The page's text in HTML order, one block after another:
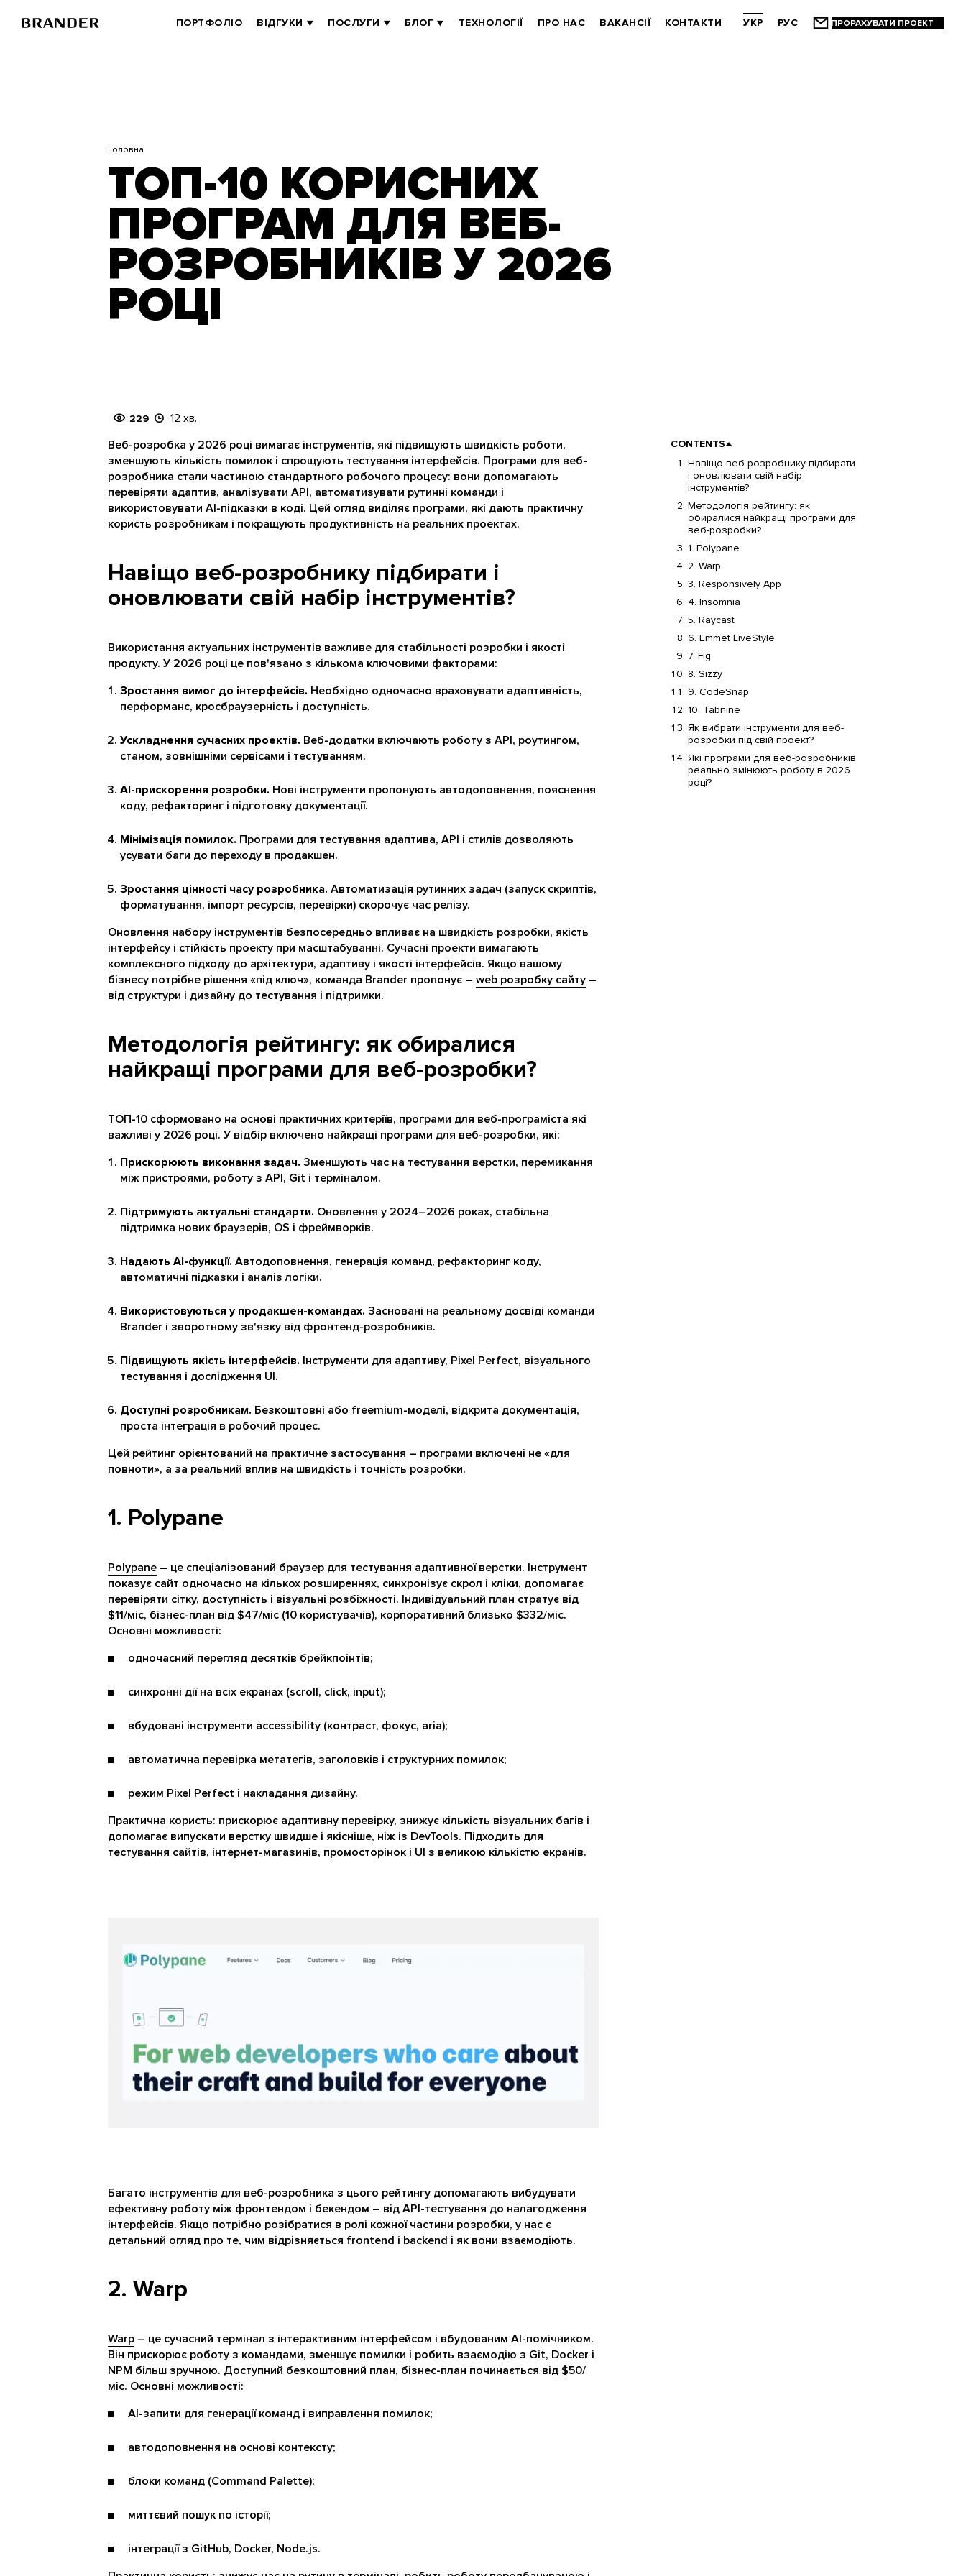
BRANDER
ПОРТФОЛІО ВІДГУКИ ПОСЛУГИ БЛОГ ТЕХНОЛОГІЇ ПРО НАС ВАКАНСІЇ КОНТАКТИ УКР РУС
Головна
ТОП-10 КОРИСНИХ
ПРОГРАМ ДЛЯ ВЕБ-
РОЗРОБНИКІВ У 2026
РОЦІ
229 12 хв.
CONTENTS
Навіщо веб-розробнику підбирати
і оновлювати свій набір
інструментів?
Методологія рейтингу: як
обиралися найкращі програми для
веб-розробки?
1. Polypane
2. Warp
3. Responsively App
4. Insomnia
5. Raycast
6. Emmet LiveStyle
7. Fig
8. Sizzy
9. CodeSnap
10. Tabnine
Як вибрати інструменти для веб-
розробки під свій проект?
Які програми для веб-розробників
реально змінюють роботу в 2026
році?
Веб-розробка у 2026 році вимагає інструментів, які підвищують швидкість роботи,
зменшують кількість помилок і спрощують тестування інтерфейсів. Програми для веб-
розробника стали частиною стандартного робочого процесу: вони допомагають
перевіряти адаптив, аналізувати API, автоматизувати рутинні команди і
використовувати AI-підказки в коді. Цей огляд виділяє програми, які дають практичну
користь розробникам і покращують продуктивність на реальних проектах.
Навіщо веб-розробнику підбирати і
оновлювати свій набір інструментів?
Використання актуальних інструментів важливе для стабільності розробки і якості
продукту. У 2026 році це пов'язано з кількома ключовими факторами:
Зростання вимог до інтерфейсів. Необхідно одночасно враховувати адаптивність,
перформанс, кросбраузерність і доступність.
Ускладнення сучасних проектів. Веб-додатки включають роботу з API, роутингом,
станом, зовнішніми сервісами і тестуванням.
AI-прискорення розробки. Нові інструменти пропонують автодоповнення, пояснення
коду, рефакторинг і підготовку документації.
Мінімізація помилок. Програми для тестування адаптива, API і стилів дозволяють
усувати баги до переходу в продакшен.
Зростання цінності часу розробника. Автоматизація рутинних задач (запуск скриптів,
форматування, імпорт ресурсів, перевірки) скорочує час релізу.
Оновлення набору інструментів безпосередньо впливає на швидкість розробки, якість
інтерфейсу і стійкість проекту при масштабуванні. Сучасні проекти вимагають
комплексного підходу до архітектури, адаптиву і якості інтерфейсів. Якщо вашому
бізнесу потрібне рішення «під ключ», команда Brander пропонує – web розробку сайту –
від структури і дизайну до тестування і підтримки.
Методологія рейтингу: як обиралися
найкращі програми для веб-розробки?
ТОП-10 сформовано на основі практичних критеріїв, програми для веб-програміста які
важливі у 2026 році. У відбір включено найкращі програми для веб-розробки, які:
Прискорюють виконання задач. Зменшують час на тестування верстки, перемикання
між пристроями, роботу з API, Git і терміналом.
Підтримують актуальні стандарти. Оновлення у 2024–2026 роках, стабільна
підтримка нових браузерів, OS і фреймворків.
Надають AI-функції. Автодоповнення, генерація команд, рефакторинг коду,
автоматичні підказки і аналіз логіки.
Використовуються у продакшен-командах. Засновані на реальному досвіді команди
Brander і зворотному зв'язку від фронтенд-розробників.
Підвищують якість інтерфейсів. Інструменти для адаптиву, Pixel Perfect, візуального
тестування і дослідження UI.
Доступні розробникам. Безкоштовні або freemium-моделі, відкрита документація,
проста інтеграція в робочий процес.
Цей рейтинг орієнтований на практичне застосування – програми включені не «для
повноти», а за реальний вплив на швидкість і точність розробки.
1. Polypane
Polypane – це спеціалізований браузер для тестування адаптивної верстки. Інструмент
показує сайт одночасно на кількох розширеннях, синхронізує скрол і кліки, допомагає
перевіряти сітку, доступність і візуальні розбіжності. Індивідуальний план стратує від
$11/міс, бізнес-план від $47/міс (10 користувачів), корпоративний близько $332/міс.
Основні можливості:
одночасний перегляд десятків брейкпоінтів;
синхронні дії на всіх екранах (scroll, click, input);
вбудовані інструменти accessibility (контраст, фокус, aria);
автоматична перевірка метатегів, заголовків і структурних помилок;
режим Pixel Perfect і накладання дизайну.
Практична користь: прискорює адаптивну перевірку, знижує кількість візуальних багів і
допомагає випускати верстку швидше і якісніше, ніж із DevTools. Підходить для
тестування сайтів, інтернет-магазинів, промосторінок і UI з великою кількістю екранів.
Багато інструментів для веб-розробника з цього рейтингу допомагають вибудувати
ефективну роботу між фронтендом і бекендом – від API-тестування до налагодження
інтерфейсів. Якщо потрібно розібратися в ролі кожної частини розробки, у нас є
детальний огляд про те, чим відрізняється frontend і backend і як вони взаємодіють.
2. Warp
Warp – це сучасний термінал з інтерактивним інтерфейсом і вбудованим AI-помічником.
Він прискорює роботу з командами, зменшує помилки і робить взаємодію з Git, Docker і
NPM більш зручною. Доступний безкоштовний план, бізнес-план починається від $50/
міс. Основні можливості:
AI-запити для генерації команд і виправлення помилок;
автодоповнення на основі контексту;
блоки команд (Command Palette);
миттєвий пошук по історії;
інтеграції з GitHub, Docker, Node.js.